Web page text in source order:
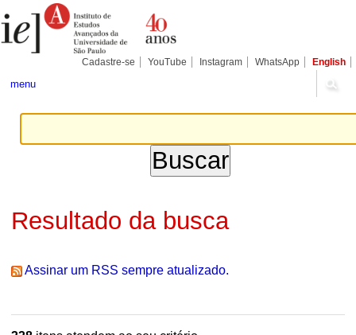
para
conteúdo.
Pessoais
Cadastre-se YouTube Instagram WhatsApp English
menu
Resultado da busca
Assinar um RSS sempre atualizado.